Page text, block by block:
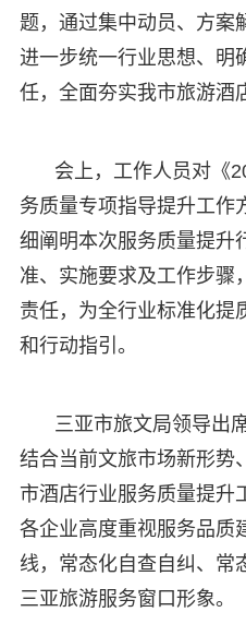
题，通过集中动员、方案
进一步统一行业思想、明
任，全面夯实我市旅游酒
会上，工作人员对《
务质量专项指导提升工作
细阐明本次服务质量提升
准、实施要求及工作步骤
责任，为全行业标准化提
和行动指引。
三亚市旅文局领导出
结合当前文旅市场新形势
市酒店行业服务质量提升
各企业高度重视服务品质
线，常态化自查自纠、常
三亚旅游服务窗口形象。